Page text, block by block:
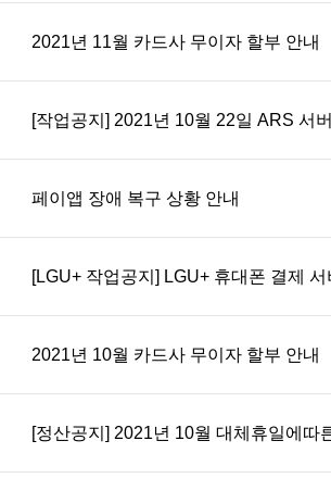
2021년 11월 카드사 무이자 할부 안내
[작업공지] 2021년 10월 22일 ARS 서
페이앱 장애 복구 상황 안내
[LGU+ 작업공지] LGU+ 휴대폰 결제
2021년 10월 카드사 무이자 할부 안내
[정산공지] 2021년 10월 대체휴일에따